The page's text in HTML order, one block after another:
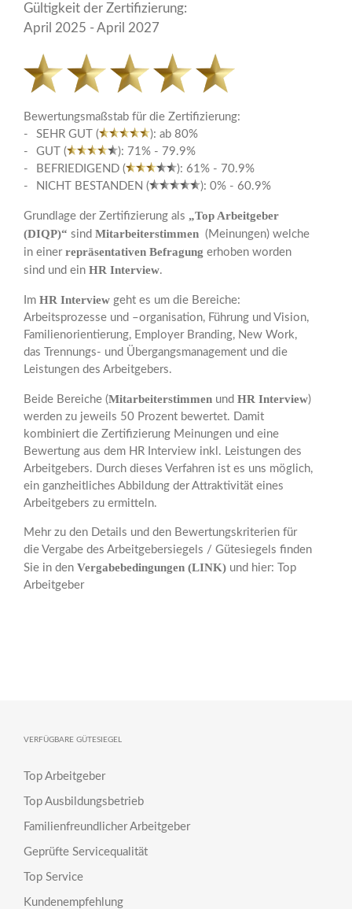
Gültigkeit der Zertifizierung:
April 2025 - April 2027
Bewertungsmaßstab für die Zertifizierung:
SEHR GUT (
): ab 80%
GUT (
): 71% - 79.9%
BEFRIEDIGEND (
): 61% - 70.9%
NICHT BESTANDEN (
): 0% - 60.9%
Grundlage der Zertifizierung als „Top Arbeitgeber
(DIQP)“ sind Mitarbeiterstimmen (Meinungen) welche
in einer repräsentativen Befragung erhoben worden
sind und ein HR Interview.
Im HR Interview geht es um die Bereiche:
Arbeitsprozesse und –organisation, Führung und Vision,
Familienorientierung, Employer Branding, New Work,
das Trennungs- und Übergangsmanagement und die
Leistungen des Arbeitgebers.
Beide Bereiche (Mitarbeiterstimmen und HR Interview)
werden zu jeweils 50 Prozent bewertet. Damit
kombiniert die Zertifizierung Meinungen und eine
Bewertung aus dem HR Interview inkl. Leistungen des
Arbeitgebers. Durch dieses Verfahren ist es uns möglich,
ein ganzheitliches Abbildung der Attraktivität eines
Arbeitgebers zu ermitteln.
Mehr zu den Details und den Bewertungskriterien für
die Vergabe des Arbeitgebersiegels / Gütesiegels finden
Sie in den Vergabebedingungen (LINK) und hier:
Top
Arbeitgeber
VERFÜGBARE GÜTESIEGEL
Top Arbeitgeber
Top Ausbildungsbetrieb
Familienfreundlicher Arbeitgeber
Geprüfte Servicequalität
Top Service
Kundenempfehlung